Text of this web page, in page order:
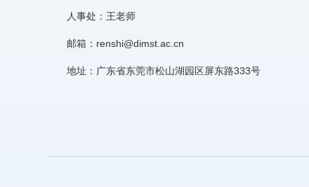
人事处：王老师
邮箱：renshi@dimst.ac.cn
地址：广东省东莞市松山湖园区屏东路333号